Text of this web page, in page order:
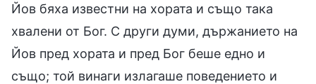
Йов бяха известни на хората и също така
хвалени от Бог. С други думи, държанието на
Йов пред хората и пред Бог беше едно и
също; той винаги излагаше поведението и